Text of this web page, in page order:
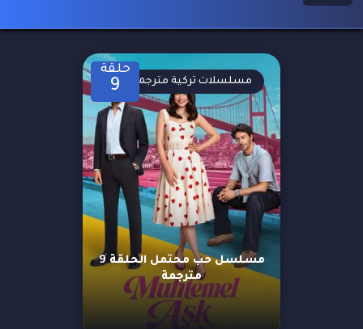
حلقة
9
مسلسل حب محتمل الحلقة 9
مترجمة
مسلسلات تركية مترجمة